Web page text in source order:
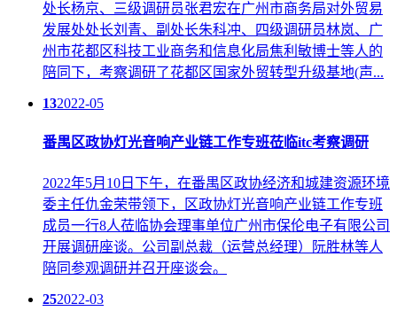
处长杨京、三级调研员张君宏在广州市商务局对外贸易
发展处处长刘青、副处长朱科冲、四级调研员林岚、广
州市花都区科技工业商务和信息化局焦利敏博士等人的
陪同下，考察调研了花都区国家外贸转型升级基地(声...
132022-05
番禺区政协灯光音响产业链工作专班莅临itc考察调研
2022年5月10日下午，在番禺区政协经济和城建资源环境
委主任仇金荣带领下，区政协灯光音响产业链工作专班
成员一行8人莅临协会理事单位广州市保伦电子有限公司
开展调研座谈。公司副总裁（运营总经理）阮胜林等人
陪同参观调研并召开座谈会。
252022-03